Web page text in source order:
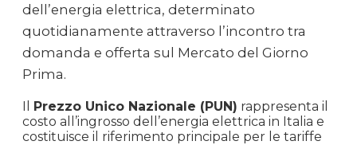
dell’energia elettrica, determinato
quotidianamente attraverso l’incontro tra
domanda e offerta sul Mercato del Giorno
Prima.
Il Prezzo Unico Nazionale (PUN) rappresenta il
costo all’ingrosso dell’energia elettrica in Italia e
costituisce il riferimento principale per le tariffe